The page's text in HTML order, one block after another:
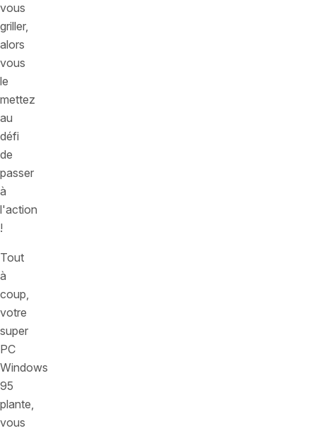
vous
griller,
alors
vous
le
mettez
au
défi
de
passer
à
l'action
!
Tout
à
coup,
votre
super
PC
Windows
95
plante,
vous